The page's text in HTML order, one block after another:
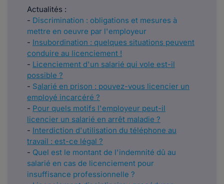
Actualités :
- Discrimination : obligations et mesures à
mettre en oeuvre par l'employeur
- Insubordination : quelques situations peuvent
conduire au licenciement !
- Licenciement d'un salarié qui vole est-il
possible ?
- Salarié en prison : pouvez-vous licencier un
employé incarcéré ?
- Pour quels motifs l'employeur peut-il
licencier un salarié en arrêt maladie ?
- Interdiction d'utilisation du téléphone au
travail : est-ce légal ?
- Quel est le montant de l'indemnité dû au
salarié en cas de licenciement pour
insuffisance professionnelle ?